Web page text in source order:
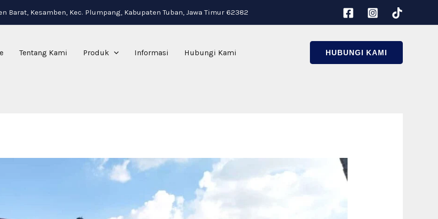
Barat, Kesamben, Kec. Plumpang, Kabupaten Tuban, Jawa Timur 62382
Tentang Kami Produk Informasi Hubungi Kami HUBUNGI KAMI